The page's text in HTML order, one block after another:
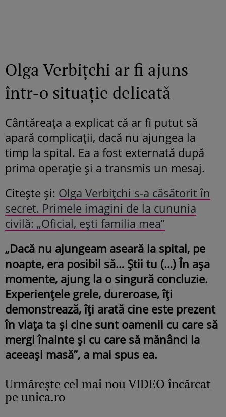
Olga Verbițchi ar fi ajuns
într-o situație delicată
Cântăreața a explicat că ar fi putut să
apară complicații, dacă nu ajungea la
timp la spital. Ea a fost externată după
prima operație și a transmis un mesaj.
Citește și: Olga Verbițchi s-a căsătorit în
secret. Primele imagini de la cununia
civilă: „Oficial, ești familia mea”
„Dacă nu ajungeam aseară la spital, pe
noapte, era posibil să… Știi tu (…) În așa
momente, ajung la o singură concluzie.
Experiențele grele, dureroase, îți
demonstrează, îți arată cine este prezent
în viața ta și cine sunt oamenii cu care să
mergi înainte și cu care să mănânci la
aceeași masă”, a mai spus ea.
Urmăreşte cel mai nou VIDEO încărcat
pe unica.ro